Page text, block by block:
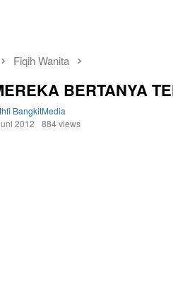
Fiqih Wanita
BERTANYA
BangkitMedia
2012
884 views